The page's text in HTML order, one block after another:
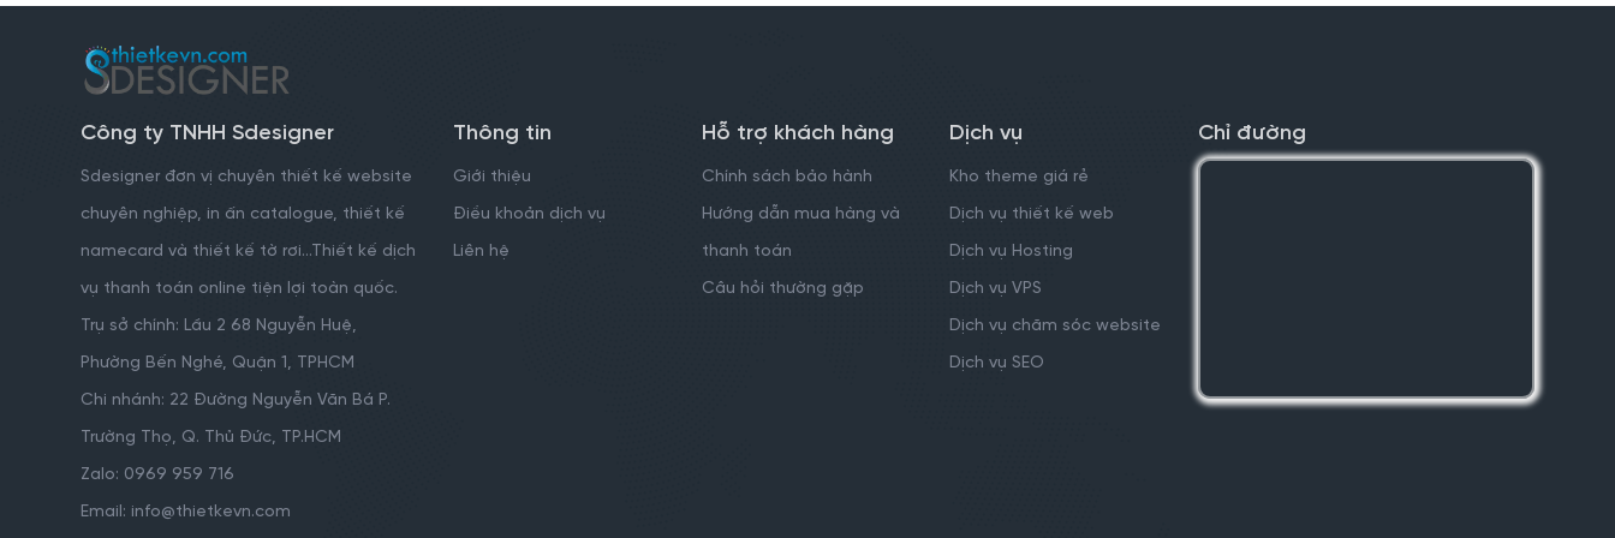
Công ty TNHH Sdesigner
Sdesigner đơn vị chuyên thiết kế website
chuyên nghiệp, in ấn catalogue, thiết kế
namecard và thiết kế tờ rơi...Thiết kế dịch
vụ thanh toán online tiện lợi toàn quốc.
Trụ sở chính: Lầu 2 68 Nguyễn Huệ,
Phường Bến Nghé, Quận 1, TPHCM
Chi nhánh: 22 Đường Nguyễn Văn Bá P.
Trường Thọ, Q. Thủ Đức, TP.HCM
Zalo: 0969 959 716
Email: info@thietkevn.com
Thông tin
Giới thiệu
Điều khoản dịch vụ
Liên hệ
Hỗ trợ khách hàng
Chính sách bảo hành
Hướng dẫn mua hàng và
thanh toán
Câu hỏi thường gặp
Dịch vụ
Kho theme giá rẻ
Dịch vụ thiết kế web
Dịch vụ Hosting
Dịch vụ VPS
Dịch vụ chăm sóc website
Dịch vụ SEO
Chỉ đường